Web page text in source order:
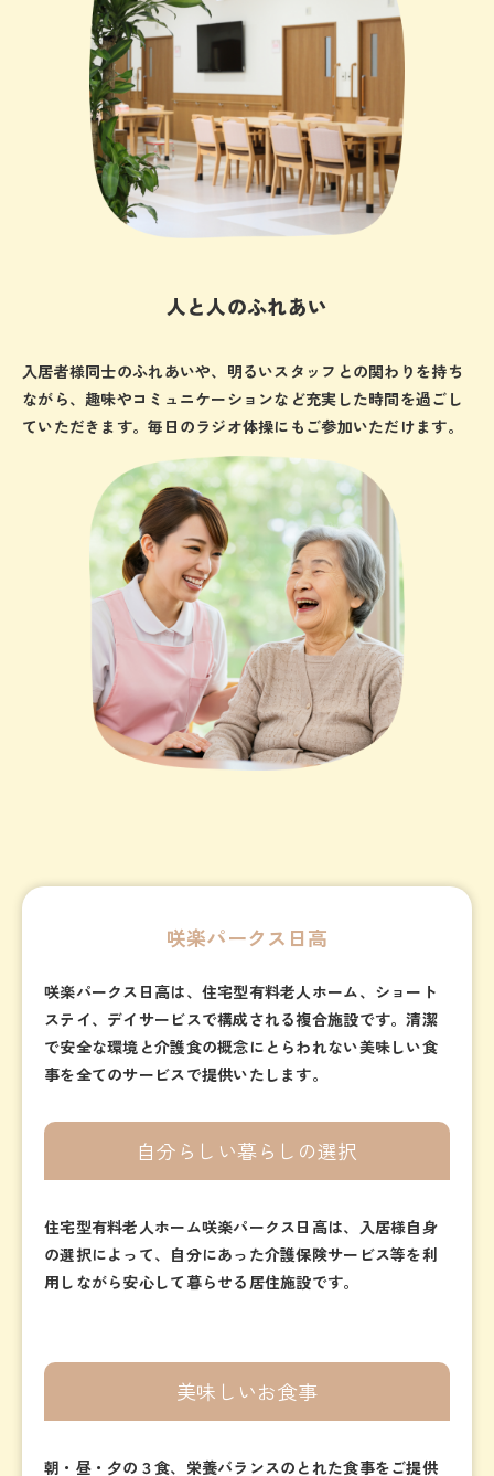
人と人のふれあい
入居者様同士のふれあいや、明るいスタッフとの関わりを持ち
ながら、趣味やコミュニケーションなど充実した時間を過ごし
ていただきます。毎日のラジオ体操にもご参加いただけます。
咲楽パークス日高
咲楽パークス日高は、住宅型有料老人ホーム、ショート
ステイ、デイサービスで構成される複合施設です。清潔
で安全な環境と介護食の概念にとらわれない美味しい食
事を全てのサービスで提供いたします。
自分らしい暮らしの選択
住宅型有料老人ホーム咲楽パークス日高は、入居様自身
の選択によって、自分にあった介護保険サービス等を利
用しながら安心して暮らせる居住施設です。
美味しいお食事
朝・昼・夕の３食、栄養バランスのとれた食事をご提供